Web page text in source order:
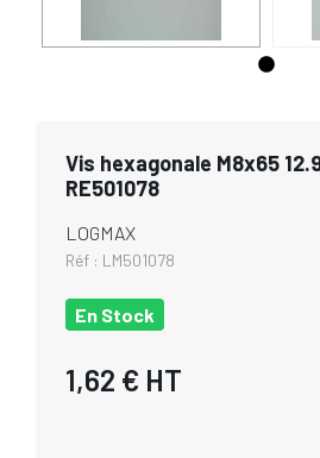
Vis hexagonale M8x65
RE501078
LOGMAX
Réf : LM501078
En Stock
1,62 € HT